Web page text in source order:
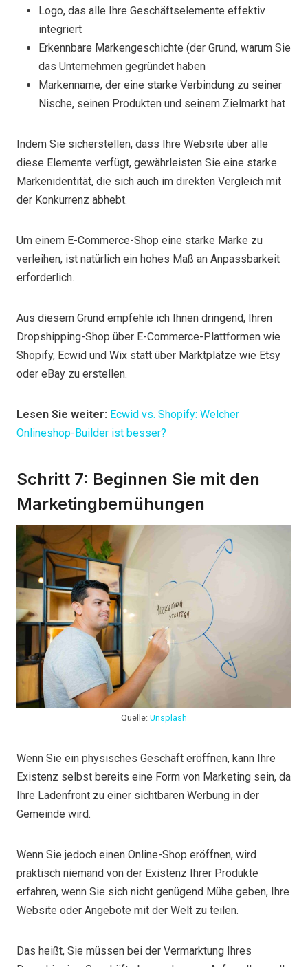
Logo, das alle Ihre Geschäftselemente effektiv
integriert
Erkennbare Markengeschichte (der Grund, warum Sie
das Unternehmen gegründet haben
Markenname, der eine starke Verbindung zu seiner
Nische, seinen Produkten und seinem Zielmarkt hat
Indem Sie sicherstellen, dass Ihre Website über alle
diese Elemente verfügt, gewährleisten Sie eine starke
Markenidentität, die sich auch im direkten Vergleich mit
der Konkurrenz abhebt.
Um einem E-Commerce-Shop eine starke Marke zu
verleihen, ist natürlich ein hohes Maß an Anpassbarkeit
erforderlich.
Aus diesem Grund empfehle ich Ihnen dringend, Ihren
Dropshipping-Shop über E-Commerce-Plattformen wie
Shopify, Ecwid und Wix statt über Marktplätze wie Etsy
oder eBay zu erstellen.
Lesen Sie weiter: Ecwid vs. Shopify: Welcher
Onlineshop-Builder ist besser?
Schritt 7: Beginnen Sie mit den
Marketingbemühungen
Quelle: Unsplash
Wenn Sie ein physisches Geschäft eröffnen, kann Ihre
Existenz selbst bereits eine Form von Marketing sein, da
Ihre Ladenfront zu einer sichtbaren Werbung in der
Gemeinde wird.
Wenn Sie jedoch einen Online-Shop eröffnen, wird
praktisch niemand von der Existenz Ihrer Produkte
erfahren, wenn Sie sich nicht genügend Mühe geben, Ihre
Website oder Angebote mit der Welt zu teilen.
Das heißt, Sie müssen bei der Vermarktung Ihres